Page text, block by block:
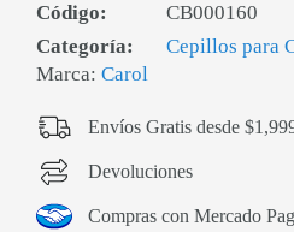
Código:
CB000160
Categoría:
Cepillos para
Marca: Carol
Envíos Gratis desde
Devoluciones
Compras con Mercado